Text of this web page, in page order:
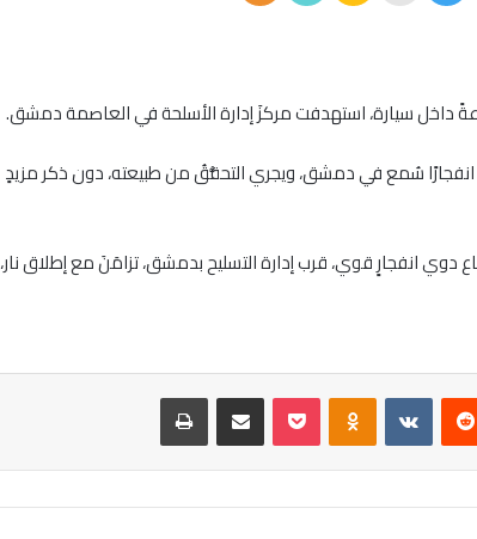
داخل سيارة، استهدفت مركزَ إدارة الأسلحة في العاصمة دمشق.
سُمع في دمشق، ويجري التحقُّقُ من طبيعته، دون ذكر مزيدٍ
انفجارٍ قوي، قرب إدارة التسليح بدمشق، تزامَنَ مع إطلاق نار،
Odnoklassniki
‫Pocket مشاركة عبر البريد طباعة